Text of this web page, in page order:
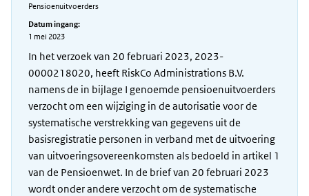
Pensioenuitvoerders
Datum ingang:
1 mei 2023
In het verzoek van 20 februari 2023, 2023-
0000218020, heeft RiskCo Administrations B.V.
namens de in bijlage I genoemde pensioenuitvoerders
verzocht om een wijziging in de autorisatie voor de
systematische verstrekking van gegevens uit de
basisregistratie personen in verband met de uitvoering
van uitvoeringsovereenkomsten als bedoeld in artikel 1
van de Pensioenwet. In de brief van 20 februari 2023
wordt onder andere verzocht om de systematische